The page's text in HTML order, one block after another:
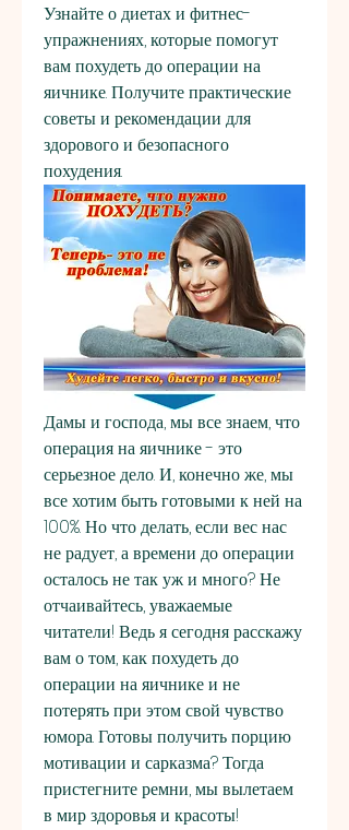
Узнайте о диетах и фитнес-
упражнениях, которые помогут
вам похудеть до операции на
яичнике. Получите практические
советы и рекомендации для
здорового и безопасного
похудения.
Дамы и господа, мы все знаем, что
операция на яичнике - это
серьезное дело. И, конечно же, мы
все хотим быть готовыми к ней на
100%. Но что делать, если вес нас
не радует, а времени до операции
осталось не так уж и много? Не
отчаивайтесь, уважаемые
читатели! Ведь я сегодня расскажу
вам о том, как похудеть до
операции на яичнике и не
потерять при этом свой чувство
юмора. Готовы получить порцию
мотивации и сарказма? Тогда
пристегните ремни, мы вылетаем
в мир здоровья и красоты!